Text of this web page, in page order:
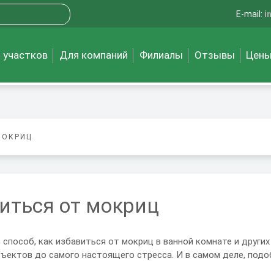
E-mail:
Для компаний Филиалы Отзывы Цены
от мокриц
как избавиться от мокриц в ванной комнате и других
до самого настоящего стресса. И в самом деле,